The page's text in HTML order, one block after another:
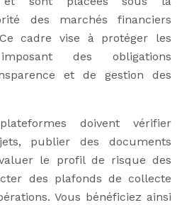
des marchés financiers
cadre vise à protéger les
des obligations
et de gestion des
doivent vérifier
publier des documents
le profil de risque des
des plafonds de collecte
Vous bénéficiez ainsi